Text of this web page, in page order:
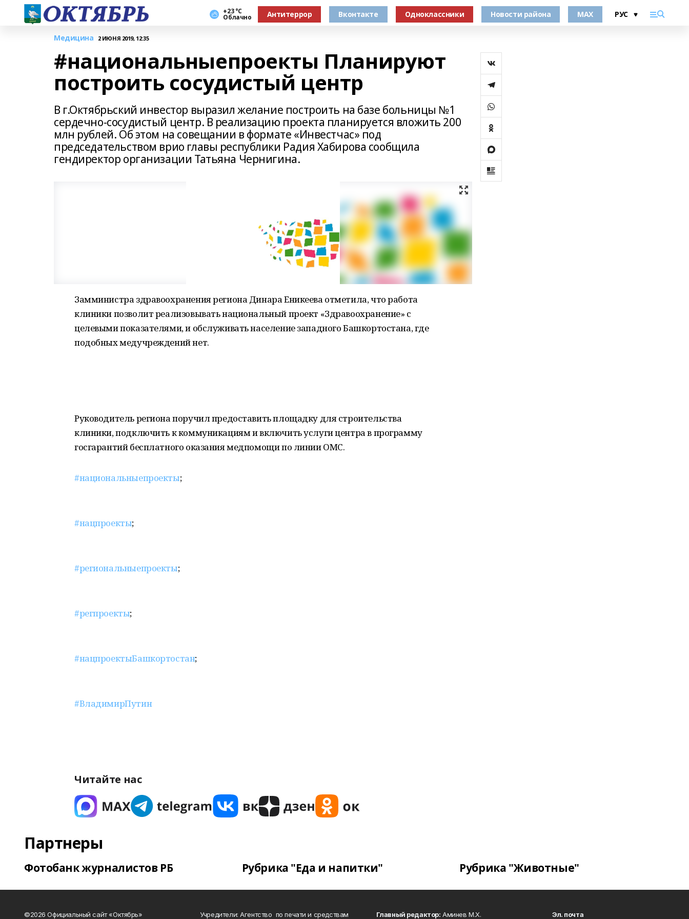
+23 °С
Облачно Антитеррор Вконтакте Одноклассники Новости района MAX
Медицина 2 ИЮНЯ 2019, 12:35
#национальныепроекты Планируют
построить сосудистый центр
В г.Октябрьский инвестор выразил желание построить на базе больницы №1
сердечно-сосудистый центр. В реализацию проекта планируется вложить 200
млн рублей. Об этом на совещании в формате «Инвестчас» под
председательством врио главы республики Радия Хабирова сообщила
гендиректор организации Татьяна Чернигина.
Замминистра здравоохранения региона Динара Еникеева отметила, что работа
клиники позволит реализовывать национальный проект «Здравоохранение» с
целевыми показателями, и обслуживать население западного Башкортостана, где
подобных медучреждений нет.
Руководитель региона поручил предоставить площадку для строительства
клиники, подключить к коммуникациям и включить услуги центра в программу
госгарантий бесплатного оказания медпомощи по линии ОМС.
#национальныепроекты;
#нацпроекты;
#региональныепроекты;
#регпроекты;
#нацпроектыБашкортостан;
#ВладимирПутин
Читайте нас
Партнеры
Фотобанк журналистов РБ Рубрика "Еда и напитки" Рубрика "Животные"
©2026 Официальный сайт «Октябрь» Учредители: Агентство по печати и средствам Главный редактор: Аминев М.Х. Эл. почта